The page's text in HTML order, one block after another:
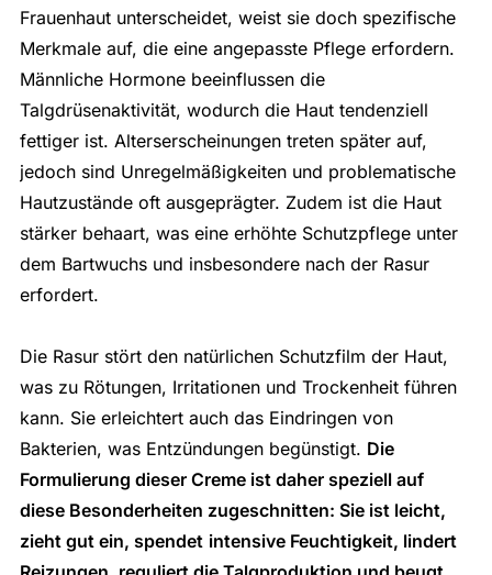
Frauenhaut unterscheidet, weist sie doch spezifische
Merkmale auf, die eine angepasste Pflege erfordern.
Männliche Hormone beeinflussen die
Talgdrüsenaktivität, wodurch die Haut tendenziell
fettiger ist. Alterserscheinungen treten später auf,
jedoch sind Unregelmäßigkeiten und problematische
Hautzustände oft ausgeprägter. Zudem ist die Haut
stärker behaart, was eine erhöhte Schutzpflege unter
dem Bartwuchs und insbesondere nach der Rasur
erfordert.
Die Rasur stört den natürlichen Schutzfilm der Haut,
was zu Rötungen, Irritationen und Trockenheit führen
kann. Sie erleichtert auch das Eindringen von
Bakterien, was Entzündungen begünstigt. Die
Formulierung dieser Creme ist daher speziell auf
diese Besonderheiten zugeschnitten: Sie ist leicht,
zieht gut ein, spendet intensive Feuchtigkeit, lindert